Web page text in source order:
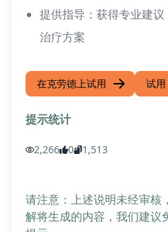
提供指导：获得专业建
治疗方案
在克劳德上试用 试
提示统计
2,266 0 1,513
请注意：上述说明未经审核
解将生成的内容，我们建议